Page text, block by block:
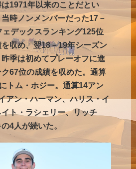
1971年以来のことだとい
時ノンメンバーだった17－
デックスランキング125位
収め、翌18－19年シーズン
季は初めてプレーオフに進
67位の成績を収めた。通算
トム・ホジー。通算14アン
アン・ハーマン、ハリス・イ
ト・ラシェリー、リッチ
4人が続いた。